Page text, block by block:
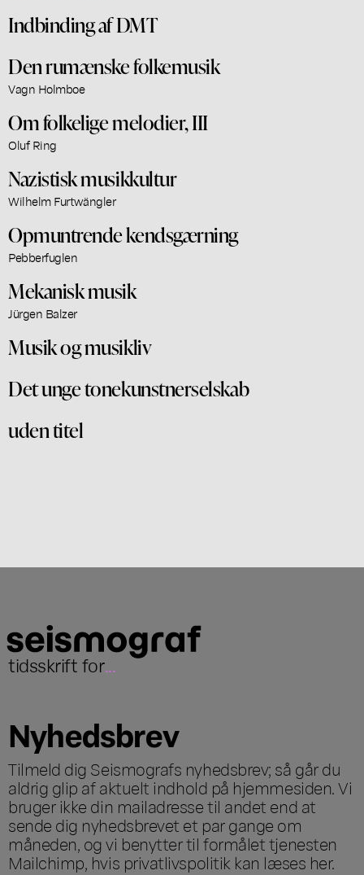
Indbinding af DMT
Den rumænske folkemusik
Vagn Holmboe
Om folkelige melodier, III
Oluf Ring
Nazistisk musikkultur
Wilhelm Furtwängler
Opmuntrende kendsgærning
Pebberfuglen
Mekanisk musik
Jürgen Balzer
Musik og musikliv
Det unge tonekunstnerselskab
uden titel
tidsskrift for...
Nyhedsbrev
Tilmeld dig Seismografs nyhedsbrev; så går du
aldrig glip af aktuelt indhold på hjemmesiden. Vi
bruger ikke din mailadresse til andet end at
sende dig nyhedsbrevet et par gange om
måneden, og vi benytter til formålet tjenesten
Mailchimp, hvis privatlivspolitik kan læses her.